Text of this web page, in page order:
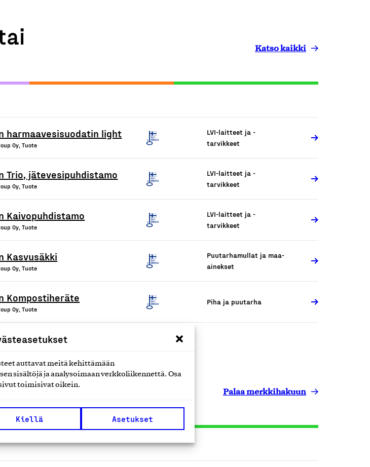
auttavat meitä kehittämään
sisältöjä ja analysoimaan verkkoliikennettä. Osa
toimisivat oikein.
Kiellä Asetukset
Katso kaikki
harmaavesisuodatin light
Oy, Tuote
LVI-laitteet ja -
tarvikkeet
Trio, jätevesipuhdistamo
Oy, Tuote
LVI-laitteet ja -
tarvikkeet
Kaivopuhdistamo
Oy, Tuote
LVI-laitteet ja -
tarvikkeet
Kasvusäkki
Oy, Tuote
Puutarhamullat ja maa-
ainekset
Kompostiheräte
Oy, Tuote
Piha ja puutarha
Palaa merkkihakuun